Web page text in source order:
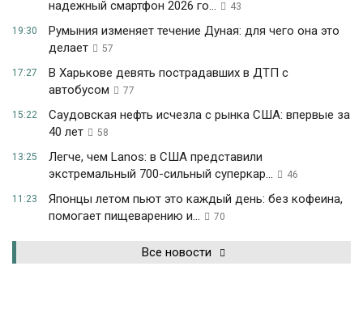
надежный смартфон 2026 го...
43
19:30
Румыния изменяет течение Дуная: для чего она это
делает
57
17:27
В Харькове девять пострадавших в ДТП с
автобусом
77
15:22
Саудовская нефть исчезла с рынка США: впервые за
40 лет
58
13:25
Легче, чем Lanos: в США представили
экстремальный 700-сильный суперкар...
46
11:23
Японцы летом пьют это каждый день: без кофеина,
помогает пищеварению и...
70
Все новости